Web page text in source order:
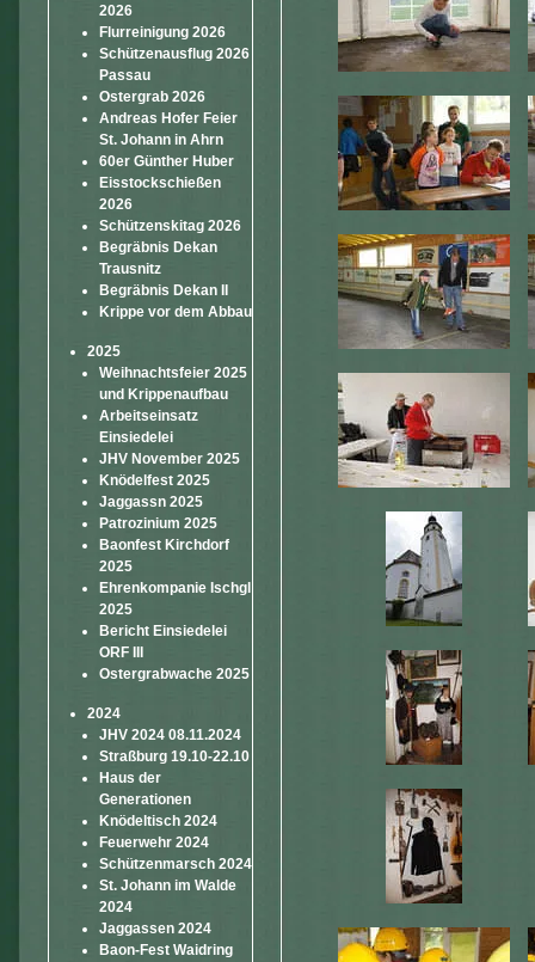
2026
Flurreinigung 2026
Schützenausflug 2026
Passau
Ostergrab 2026
Andreas Hofer Feier
St. Johann in Ahrn
60er Günther Huber
Eisstockschießen
2026
Schützenskitag 2026
Begräbnis Dekan
Trausnitz
Begräbnis Dekan II
Krippe vor dem Abbau
2025
Weihnachtsfeier 2025
und Krippenaufbau
Arbeitseinsatz
Einsiedelei
JHV November 2025
Knödelfest 2025
Jaggassn 2025
Patrozinium 2025
Baonfest Kirchdorf
2025
Ehrenkompanie Ischgl
2025
Bericht Einsiedelei
ORF III
Ostergrabwache 2025
2024
JHV 2024 08.11.2024
Straßburg 19.10-22.10
Haus der
Generationen
Knödeltisch 2024
Feuerwehr 2024
Schützenmarsch 2024
St. Johann im Walde
2024
Jaggassen 2024
Baon-Fest Waidring